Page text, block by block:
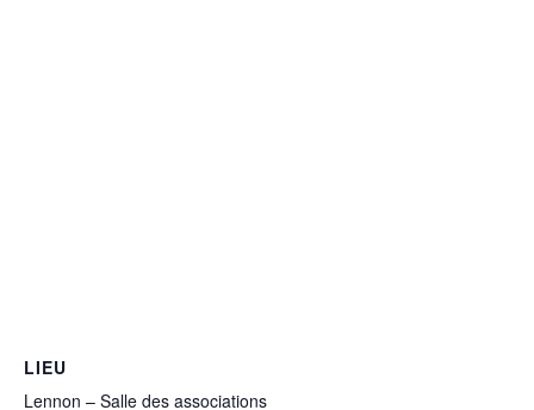
LIEU
Lennon – Salle des associations